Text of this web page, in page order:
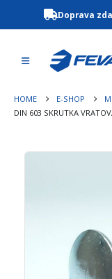
Doprava
HOME E-SHOP
DIN 603 SKRUTKA